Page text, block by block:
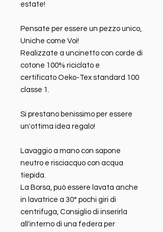
estate!
Pensate per essere un pezzo unico,
Uniche come Voi!
Realizzate a uncinetto con corde di
cotone 100% riciclato e
certificato Oeko-Tex standard 100
classe 1.
Si prestano benissimo per essere
un'ottima idea regalo!
Lavaggio a mano con sapone
neutro e risciacquo con acqua
tiepida.
La Borsa, può essere lavata anche
in lavatrice a 30° pochi giri di
centrifuga, Consiglio di inserirla
all'interno di una federa per